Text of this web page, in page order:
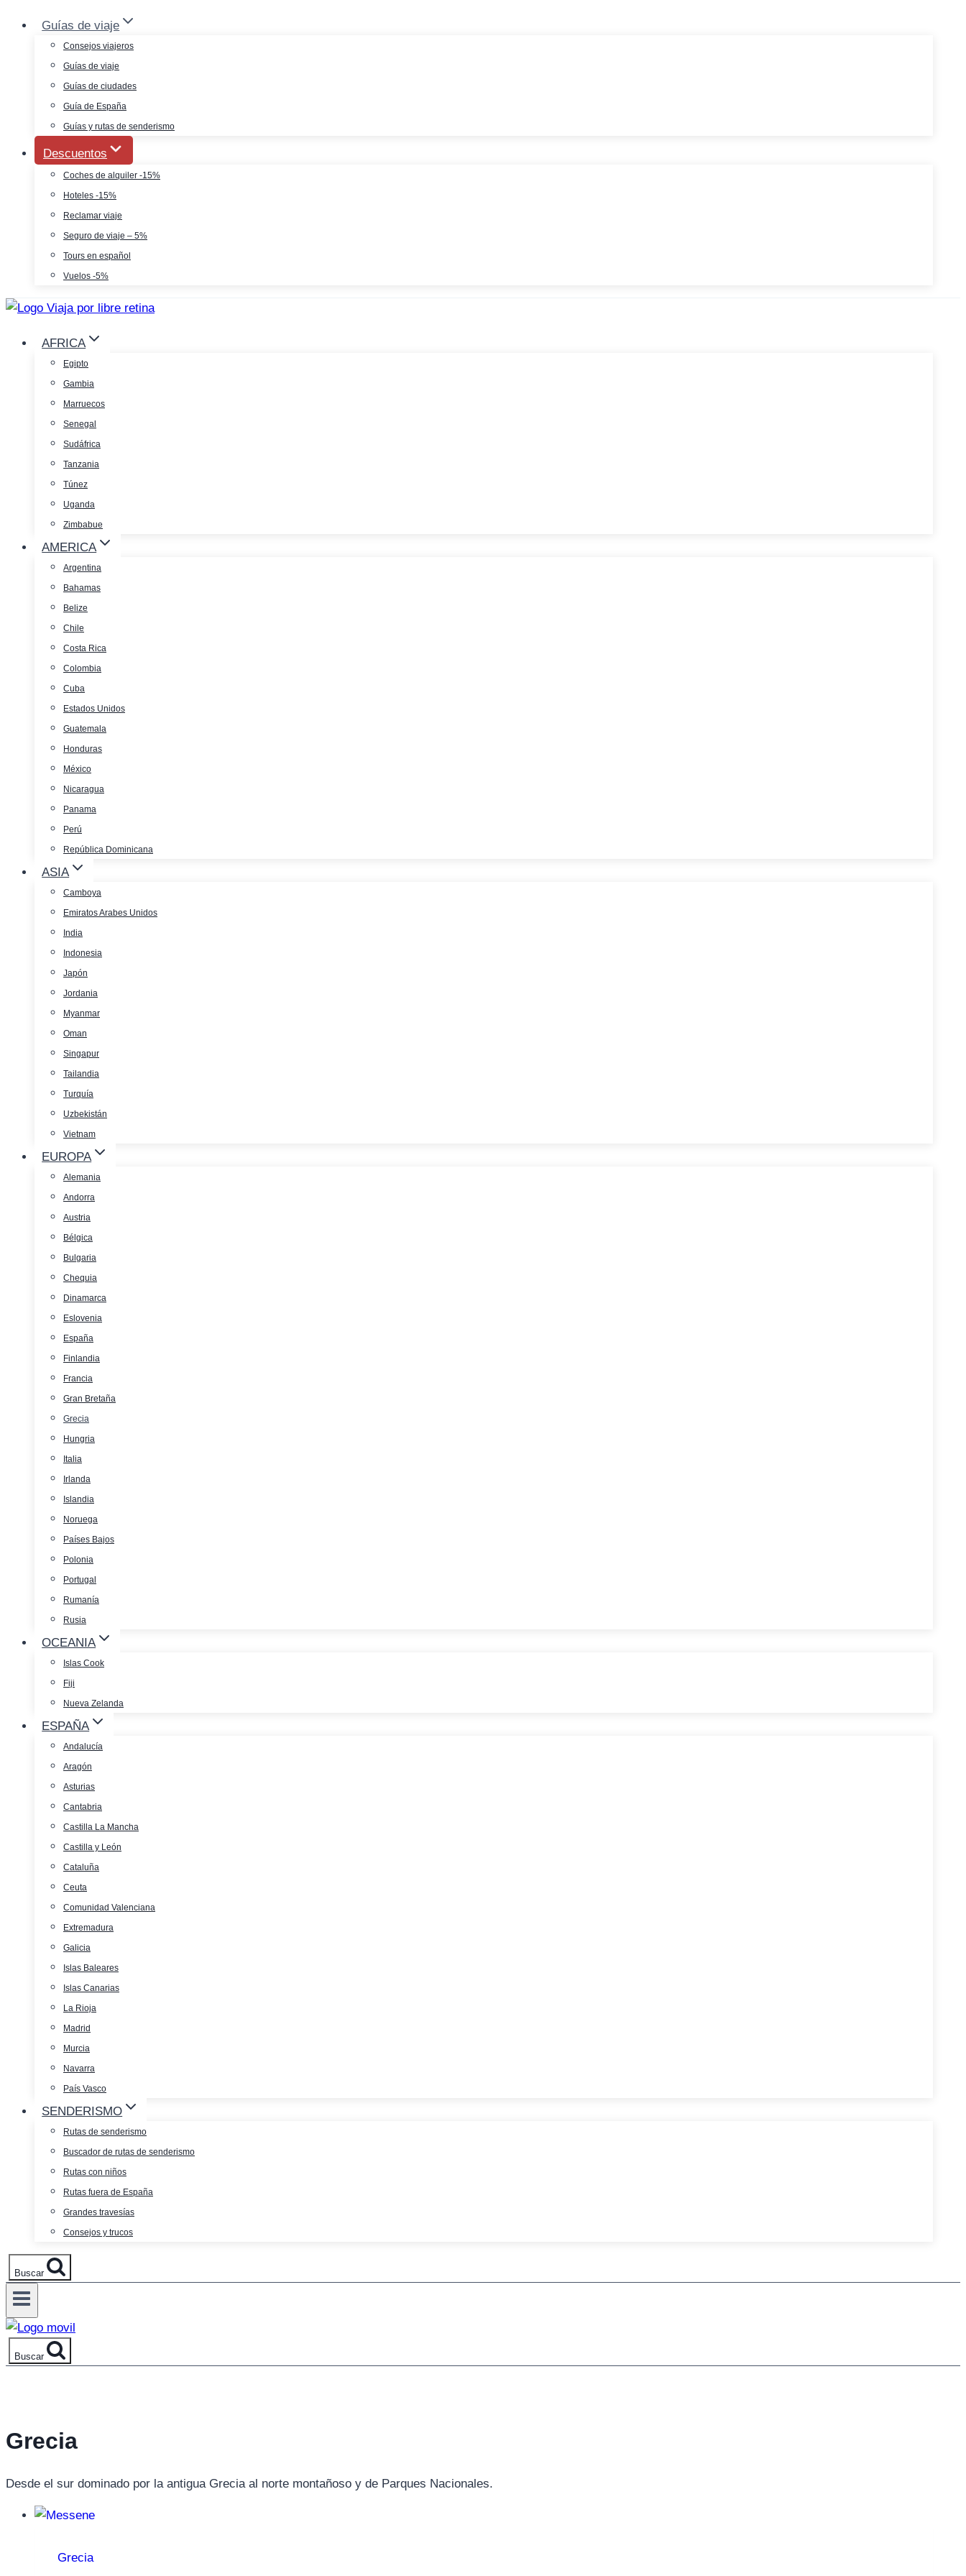
Saltar
contenido
Guías de viaje
Consejos viajeros
Guías de viaje
Guías de ciudades
Guía de España
Guías y rutas de senderismo
Descuentos
Coches de alquiler -15%
Hoteles -15%
Reclamar viaje
Seguro de viaje – 5%
Tours en español
Vuelos -5%
AFRICA
Egipto
Gambia
Marruecos
Senegal
Sudáfrica
Tanzania
Túnez
Uganda
Zimbabue
AMERICA
Argentina
Bahamas
Belize
Chile
Costa Rica
Colombia
Cuba
Estados Unidos
Guatemala
Honduras
México
Nicaragua
Panama
Perú
República Dominicana
ASIA
Camboya
Emiratos Arabes Unidos
India
Indonesia
Japón
Jordania
Myanmar
Oman
Singapur
Tailandia
Turquía
Uzbekistán
Vietnam
EUROPA
Alemania
Andorra
Austria
Bélgica
Bulgaria
Chequia
Dinamarca
Eslovenia
España
Finlandia
Francia
Gran Bretaña
Grecia
Hungria
Italia
Irlanda
Islandia
Noruega
Países Bajos
Polonia
Portugal
Rumanía
Rusia
OCEANIA
Islas Cook
Fiji
Nueva Zelanda
ESPAÑA
Andalucía
Aragón
Asturias
Cantabria
Castilla La Mancha
Castilla y León
Cataluña
Ceuta
Comunidad Valenciana
Extremadura
Galicia
Islas Baleares
Islas Canarias
La Rioja
Madrid
Murcia
Navarra
País Vasco
SENDERISMO
Rutas de senderismo
Buscador de rutas de senderismo
Rutas con niños
Rutas fuera de España
Grandes travesías
Consejos y trucos
Buscar
Buscar
Grecia
Desde el sur dominado por la antigua Grecia al norte montañoso y de Parques Nacionales.
Grecia